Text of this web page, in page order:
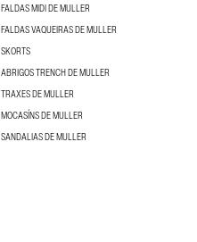
FALDAS MIDI DE MULLER
FALDAS VAQUEIRAS DE MULLER
SKORTS
ABRIGOS TRENCH DE MULLER
TRAXES DE MULLER
MOCASÍNS DE MULLER
SANDALIAS DE MULLER